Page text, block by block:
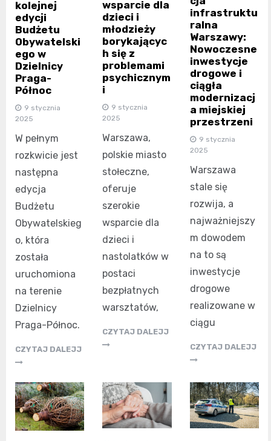
kolejnej
edycji
Budżetu
Obywatelski
ego w
Dzielnicy
Praga-
Północ
9 stycznia
2025
W pełnym
rozkwicie jest
następna
edycja
Budżetu
Obywatelskieg
o, która
została
uruchomiona
na terenie
Dzielnicy
Praga-Północ.
CZYTAJ DALEJJ
wsparcie dla
dzieci i
młodzieży
borykającyc
h się z
problemami
psychicznym
i
9 stycznia
2025
Warszawa,
polskie miasto
stołeczne,
oferuje
szerokie
wsparcie dla
dzieci i
nastolatków w
postaci
bezpłatnych
warsztatów,
CZYTAJ DALEJJ
infrastruktu
ralna
Warszawy:
Nowoczesne
inwestycje
drogowe i
ciągła
modernizacj
a miejskiej
przestrzeni
9 stycznia
2025
Warszawa
stale się
rozwija, a
najważniejszy
m dowodem
na to są
inwestycje
drogowe
realizowane w
ciągu
CZYTAJ DALEJJ